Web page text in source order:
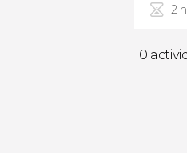
2
10